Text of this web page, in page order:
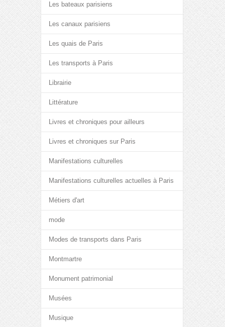
Les bateaux parisiens
Les canaux parisiens
Les quais de Paris
Les transports à Paris
Librairie
Littérature
Livres et chroniques pour ailleurs
Livres et chroniques sur Paris
Manifestations culturelles
Manifestations culturelles actuelles à Paris
Métiers d'art
mode
Modes de transports dans Paris
Montmartre
Monument patrimonial
Musées
Musique